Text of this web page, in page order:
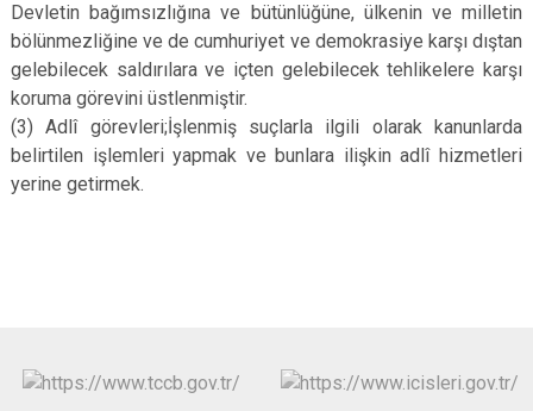
Devletin bağımsızlığına ve bütünlüğüne, ülkenin ve milletin
bölünmezliğine ve de cumhuriyet ve demokrasiye karşı dıştan
gelebilecek saldırılara ve içten gelebilecek tehlikelere karşı
koruma görevini üstlenmiştir.
(3) Adlî görevleri;İşlenmiş suçlarla ilgili olarak kanunlarda
belirtilen işlemleri yapmak ve bunlara ilişkin adlî hizmetleri
yerine getirmek.